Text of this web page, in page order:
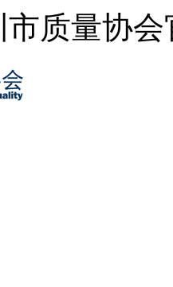
质量协会